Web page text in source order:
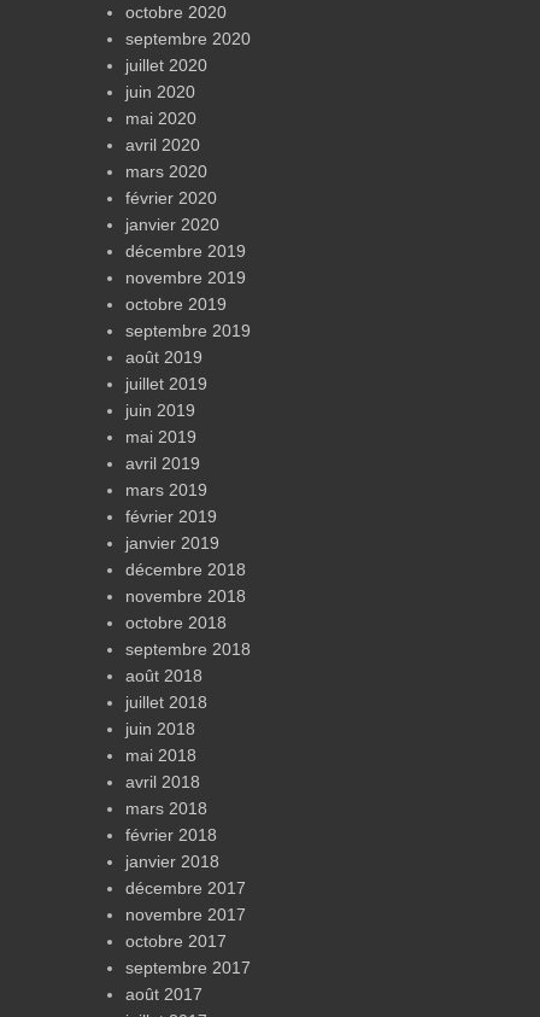
octobre 2020
septembre 2020
juillet 2020
juin 2020
mai 2020
avril 2020
mars 2020
février 2020
janvier 2020
décembre 2019
novembre 2019
octobre 2019
septembre 2019
août 2019
juillet 2019
juin 2019
mai 2019
avril 2019
mars 2019
février 2019
janvier 2019
décembre 2018
novembre 2018
octobre 2018
septembre 2018
août 2018
juillet 2018
juin 2018
mai 2018
avril 2018
mars 2018
février 2018
janvier 2018
décembre 2017
novembre 2017
octobre 2017
septembre 2017
août 2017